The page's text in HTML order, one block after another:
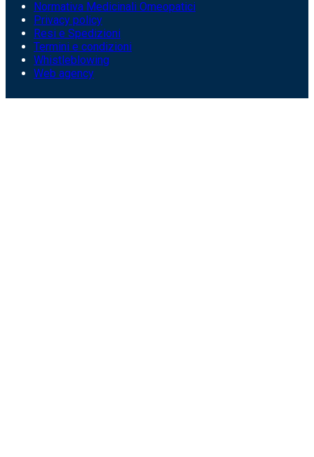
Normativa Medicinali Omeopatici
Privacy policy
Resi e Spedizioni
Termini e condizioni
Whistleblowing
Web agency